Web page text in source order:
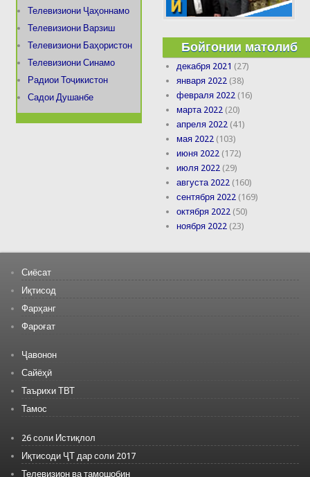
Телевизиони Ҷаҳоннамо
Телевизиони Варзиш
Телевизиони Баҳористон
Телевизиони Синамо
Радиои Тоҷикистон
Садои Душанбе
Бойгонии матолиб
декабря 2021 (27)
января 2022 (38)
февраля 2022 (16)
марта 2022 (20)
апреля 2022 (41)
мая 2022 (103)
июня 2022 (172)
июля 2022 (29)
августа 2022 (160)
сентября 2022 (169)
октября 2022 (50)
ноября 2022 (23)
Сиёсат
Иқтисод
Фарҳанг
Фароғат
Ҷавонон
Сайёҳӣ
Таърихи ТВТ
Тамос
26 соли Истиқлол
Иқтисоди ҶТ дар соли 2017
Телевизион ва тамошобин